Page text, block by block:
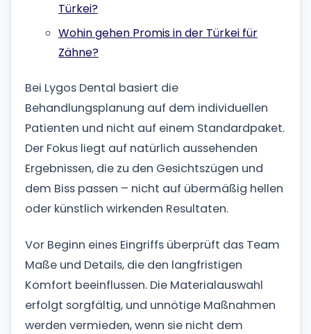
Türkei?
Wohin gehen Promis in der Türkei für
Zähne?
Bei Lygos Dental basiert die
Behandlungsplanung auf dem individuellen
Patienten und nicht auf einem Standardpaket.
Der Fokus liegt auf natürlich aussehenden
Ergebnissen, die zu den Gesichtszügen und
dem Biss passen – nicht auf übermäßig hellen
oder künstlich wirkenden Resultaten.
Vor Beginn eines Eingriffs überprüft das Team
Maße und Details, die den langfristigen
Komfort beeinflussen. Die Materialauswahl
erfolgt sorgfältig, und unnötige Maßnahmen
werden vermieden, wenn sie nicht dem